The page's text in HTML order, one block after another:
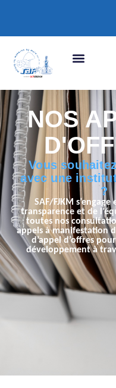
NOS
Vous
avec une
?
SAF/FJKM
transparence et de
toutes nos
appels à manifestation
d’appel d’offres
développement à